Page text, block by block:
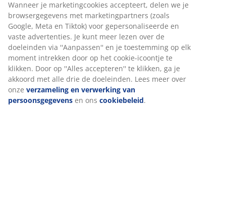
Wanneer je marketingcookies accepteert, delen we je
browsergegevens met marketingpartners (zoals
Google, Meta en Tiktok) voor gepersonaliseerde en
vaste advertenties. Je kunt meer lezen over de
doeleinden via ''Aanpassen'' en je toestemming op elk
moment intrekken door op het cookie-icoontje te
klikken. Door op ''Alles accepteren'' te klikken, ga je
akkoord met alle drie de doeleinden. Lees meer over
onze verzameling en verwerking van
persoonsgegevens en ons cookiebeleid.